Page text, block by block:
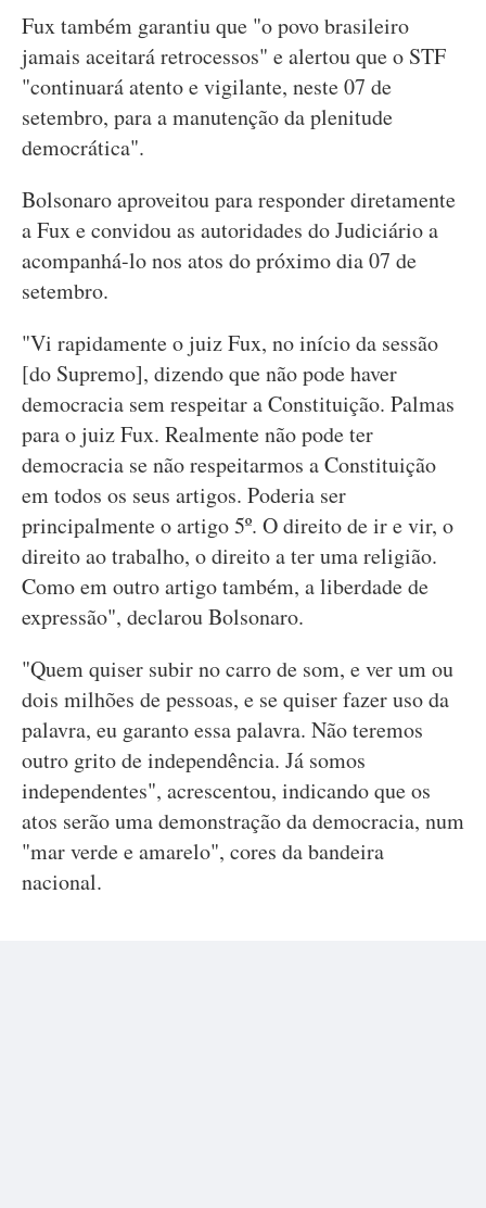
Fux também garantiu que "o povo brasileiro
jamais aceitará retrocessos" e alertou que o STF
"continuará atento e vigilante, neste 07 de
setembro, para a manutenção da plenitude
democrática".
Bolsonaro aproveitou para responder diretamente
a Fux e convidou as autoridades do Judiciário a
acompanhá-lo nos atos do próximo dia 07 de
setembro.
"Vi rapidamente o juiz Fux, no início da sessão
[do Supremo], dizendo que não pode haver
democracia sem respeitar a Constituição. Palmas
para o juiz Fux. Realmente não pode ter
democracia se não respeitarmos a Constituição
em todos os seus artigos. Poderia ser
principalmente o artigo 5º. O direito de ir e vir, o
direito ao trabalho, o direito a ter uma religião.
Como em outro artigo também, a liberdade de
expressão", declarou Bolsonaro.
"Quem quiser subir no carro de som, e ver um ou
dois milhões de pessoas, e se quiser fazer uso da
palavra, eu garanto essa palavra. Não teremos
outro grito de independência. Já somos
independentes", acrescentou, indicando que os
atos serão uma demonstração da democracia, num
"mar verde e amarelo", cores da bandeira
nacional.